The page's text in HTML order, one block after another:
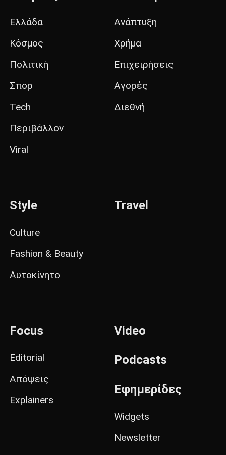
Ελλάδα
Κόσμος
Πολιτική
Σπορ
Tech
Περιβάλλον
Viral
Ανάπτυξη
Χρήμα
Επιχειρήσεις
Αγορές
Διεθνή
Style
Culture
Fashion & Beauty
Αυτοκίνητο
Travel
Focus
Editorial
Απόψεις
Explainers
Video
Podcasts
Εφημερίδες
Widgets
Newsletter